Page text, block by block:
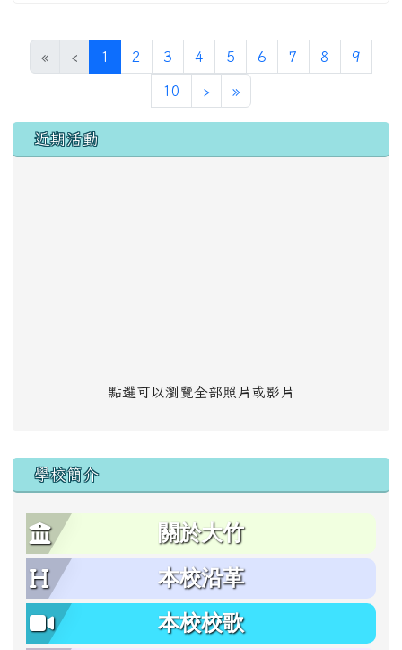
« ‹ 1 (目前頁次)
2 3 4 5 6 7 8 9
10 ›下一頁
»最後頁
左邊區域內容
近期活動
點選可以瀏覽全部照片或影片
學校簡介
關於大竹
本校沿革
本校校歌